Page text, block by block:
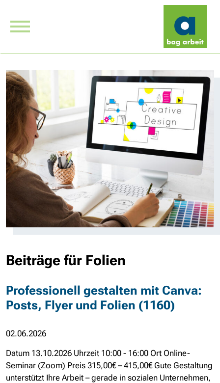
Beiträge für Folien
Professionell gestalten mit Canva:
Posts, Flyer und Folien (1160)
02.06.2026
Datum 13.10.2026 Uhrzeit 10:00 - 16:00 Ort Online-
Seminar (Zoom) Preis 315,00€ – 415,00€ Gute Gestaltung
unterstützt Ihre Arbeit – gerade in sozialen Unternehmen,